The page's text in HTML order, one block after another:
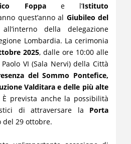
Foppae l’Istituto
quest’anno al Giubileo del
della delegazione
Lombardia. La cerimonia
2025, dalle ore 10:00 alle
VI (Sala Nervi) della Città
del Sommo Pontefice,
Valditara e delle più alte
prevista anche la possibilità
di attraversare la Porta
del 29 ottobre.